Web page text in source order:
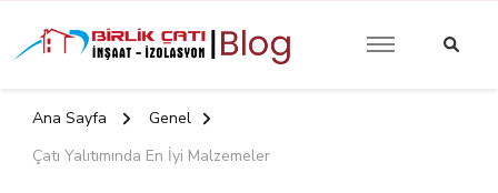
Güncel Yalıtım İzolasyon
Ana Sayfa
Genel
Çatı Yalıtımında En İyi Malzemeler